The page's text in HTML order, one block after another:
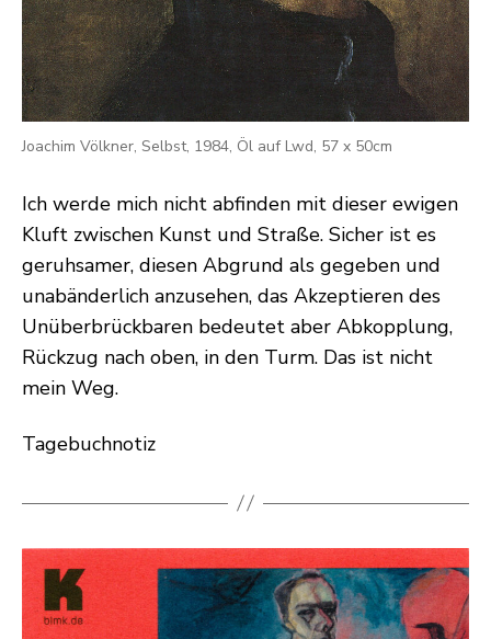
Joachim Völkner, Selbst, 1984, Öl auf Lwd, 57 x 50cm
Ich werde mich nicht abfinden mit dieser ewigen
Kluft zwischen Kunst und Straße. Sicher ist es
geruhsamer, diesen Abgrund als gegeben und
unabänderlich anzusehen, das Akzeptieren des
Unüberbrückbaren bedeutet aber Abkopplung,
Rückzug nach oben, in den Turm. Das ist nicht
mein Weg.
Tagebuchnotiz